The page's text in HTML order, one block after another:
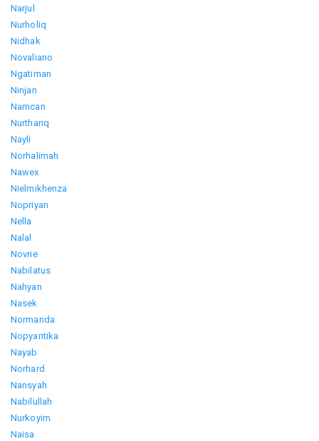
Narjul
Nurholiq
Nidhak
Novaliano
Ngatiman
Ninjan
Namcan
Nurthariq
Nayli
Norhalimah
Nawex
Nielmikhenza
Nopriyan
Nella
Nalal
Novrie
Nabilatus
Nahyan
Nasek
Normanda
Nopyantika
Nayab
Norhard
Nansyah
Nabilullah
Nurkoyim
Naisa